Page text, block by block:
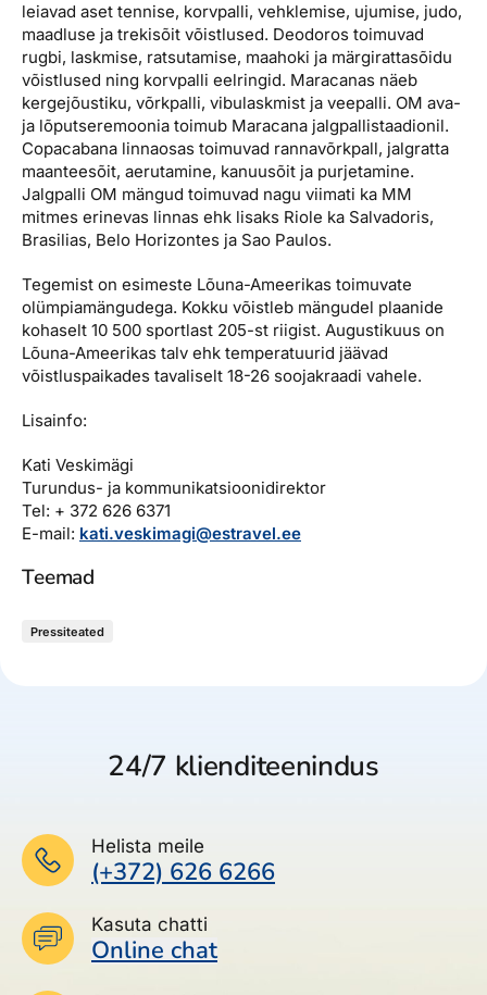
leiavad aset tennise, korvpalli, vehklemise, ujumise, judo,
maadluse ja trekisõit võistlused. Deodoros toimuvad
rugbi, laskmise, ratsutamise, maahoki ja märgirattasõidu
võistlused ning korvpalli eelringid. Maracanas näeb
kergejõustiku, võrkpalli, vibulaskmist ja veepalli. OM ava-
ja lõputseremoonia toimub Maracana jalgpallistaadionil.
Copacabana linnaosas toimuvad rannavõrkpall, jalgratta
maanteesõit, aerutamine, kanuusõit ja purjetamine.
Jalgpalli OM mängud toimuvad nagu viimati ka MM
mitmes erinevas linnas ehk lisaks Riole ka Salvadoris,
Brasilias, Belo Horizontes ja Sao Paulos.
Tegemist on esimeste Lõuna-Ameerikas toimuvate
olümpiamängudega. Kokku võistleb mängudel plaanide
kohaselt 10 500 sportlast 205-st riigist. Augustikuus on
Lõuna-Ameerikas talv ehk temperatuurid jäävad
võistluspaikades tavaliselt 18-26 soojakraadi vahele.
Lisainfo:
Kati Veskimägi
Turundus- ja kommunikatsioonidirektor
Tel: + 372 626 6371
E-mail: kati.veskimagi@estravel.ee
Teemad
Pressiteated
24/7 klienditeenindus
Helista meile
(+372) 626 6266
Kasuta chatti
Online chat